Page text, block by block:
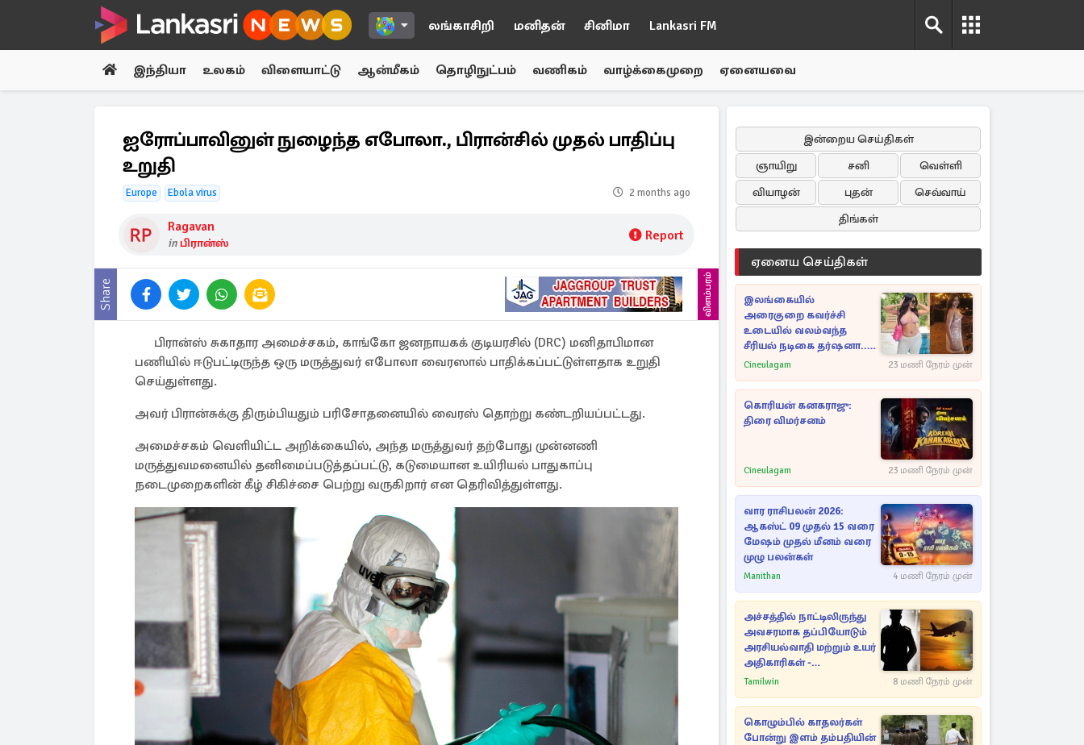
லங்காசிறி மனிதன் சினிமா Lankasri FM
இந்தியா உலகம் விளையாட்டு ஆன்மீகம் தொழிநுட்பம் வணிகம் வாழ்க்கைமுறை ஏனையவை
ஐரோப்பாவினுள் நுழைந்த எபோலா., பிரான்சில் முதல் பாதிப்பு
உறுதி
Europe Ebola virus 2 months ago
Ragavan
inபிரான்ஸ் Report
Share விளம்பரம்
பிரான்ஸ் சுகாதார அமைச்சகம், காங்கோ ஜனநாயகக் குடியரசில் (DRC) மனிதாபிமான
பணியில் ஈடுபட்டிருந்த ஒரு மருத்துவர் எபோலா வைரஸால் பாதிக்கப்பட்டுள்ளதாக உறுதி
செய்துள்ளது.
அவர் பிரான்சுக்கு திரும்பியதும் பரிசோதனையில் வைரஸ் தொற்று கண்டறியப்பட்டது.
அமைச்சகம் வெளியிட்ட அறிக்கையில், அந்த மருத்துவர் தற்போது முன்னணி
மருத்துவமனையில் தனிமைப்படுத்தப்பட்டு, கடுமையான உயிரியல் பாதுகாப்பு
நடைமுறைகளின் கீழ் சிகிச்சை பெற்று வருகிறார் என தெரிவித்துள்ளது.
இன்றைய செய்திகள்
ஞாயிறு
சனி
வெள்ளி
வியாழன்
புதன்
செவ்வாய்
திங்கள்
ஏனைய செய்திகள்
இலங்கையில்
அரைகுறை கவர்ச்சி
உடையில் வலம்வந்த
சீரியல் நடிகை தர்ஷனா...
அவரே வெளியிட்ட
Cineulagam 23 மணி நேரம் முன்
கொரியன் கனகராஜு:
திரை விமர்சனம்
Cineulagam 23 மணி நேரம் முன்
வார ராசிபலன் 2026:
ஆகஸ்ட் 09 முதல் 15 வரை
மேஷம் முதல் மீனம் வரை
முழு பலன்கள்
Manithan 4 மணி நேரம் முன்
அச்சத்தில் நாட்டிலிருந்து
அவசரமாக தப்பியோடும்
அரசியல்வாதி மற்றும் உயர்
அதிகாரிகள் -
ஆதாரங்களுடன்
புலனாய்வாளர்கள்
Tamilwin 8 மணி நேரம் முன்
கொழும்பில் காதலர்கள்
போன்று இளம் தம்பதியின்